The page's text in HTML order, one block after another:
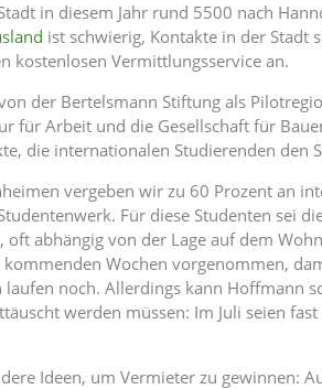
in diesem Jahr rund 5500 nach
ist schwierig, Kontakte in der Stadt
kostenlosen Vermittlungsservice an.
der Bertelsmann Stiftung als
für Arbeit und die Gesellschaft für
die internationalen Studierenden den
vergeben wir zu 60 Prozent an
Für diese Studenten sei
oft abhängig von der Lage auf dem
Wochen vorgenommen,
noch. Allerdings kann Hoffmann
werden müssen: Im Juli seien
Ideen, um Vermieter zu gewinnen: